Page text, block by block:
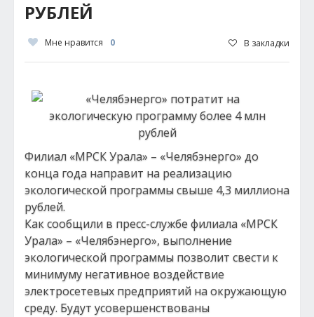
РУБЛЕЙ
Мне нравится 0 В закладки
Филиал «МРСК Урала» – «Челябэнерго» до
конца года направит на реализацию
экологической программы свыше 4,3 миллиона
рублей.
Как сообщили в пресс-службе филиала «МРСК
Урала» – «Челябэнерго», выполнение
экологической программы позволит свести к
минимуму негативное воздействие
электросетевых предприятий на окружающую
среду. Будут усовершенствованы